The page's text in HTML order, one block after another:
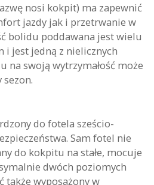
nosi kokpit) ma zapewnić
jazdy jak i przetrwanie w
bolidu poddawana jest wielu
i jest jedną z nielicznych
na swoją wytrzymałość może
sezon.
do fotela sześcio-
Sam fotel nie
do kokpitu na stałe, mocuje
dwóch poziomych
także wyposażony w